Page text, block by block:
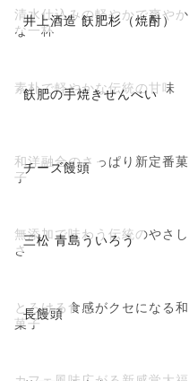
井上酒造 飫肥杉（焼酎）
清水仕込みの軽やかで爽やか
な一杯
飫肥の手焼きせんべい
素朴で軽やかな伝統の甘味
チーズ饅頭
和洋融合のさっぱり新定番菓
子
三松 青島ういろう
無添加で味わう伝統のやさし
さ
長饅頭
とろける食感がクセになる和
菓子